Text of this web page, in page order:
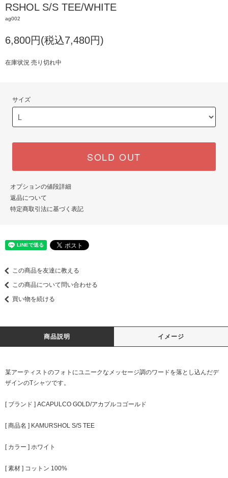
RSHOL S/S TEE/WHITE
ag002
6,800円(税込7,480円)
在庫状況 売り切れ中
サイズ
SOLD OUT
オプションの値段詳細
返品について
特定商取引法に基づく表記
この商品を友達に教える
この商品について問い合わせる
買い物を続ける
商品説明 イメージ
某アーティストのフォトにユニークなメッセージ調のワードを落とし込んだデ
ザインのTシャツです。
[ ブランド ] ACAPULCO GOLD/アカプルコゴールド
[ 商品名 ] KAMURSHOL S/S TEE
[ カラー ] ホワイト
[ 素材 ] コットン 100%